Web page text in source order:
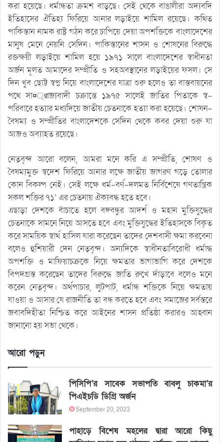
করা হয়েছে। ধর্মান্ধতা ক্রমশ বাড়ছে। সেই থেকে বাঙালীরা অদ্যবদি
ইতিহাসের ঐতিহ্য ফিরিয়ে আনার লড়াইয়ে শামিল রয়েছে। কথিত
পাকিস্তান নামক রাষ্ট্র গঠন করে চাপিয়ে দেয়া অপশক্তিকে বাংলাদেশের
মানুষ মেনে নেয়নি সেদিন। পাকিস্তানের শাসন ও শোষনের বিরুদ্ধে
রক্তক্ষয়ী লড়াইয়ে শামিল হয়ে ১৯৭১ সালে বাংলাদেশের স্বাধীনতা
অর্জন মূলত আমাদের সম্প্রীতি ও সহঅবস্থানের লড়াইয়ের ফসল। সে
দিন খুব ছোট্ট স্বপ্ন নিয়ে বাংলাদেশের যাত্রা শুরু হলেও তা বাস্তবায়নের
পথে সা¤্রাজ্যবাদী চক্রান্তে ১৯৭৫ সালেই জাতির পিতাকে স্ব-
পরিবারে হত্যার মধ্যদিয়ে জাতীয় চেতনাকে হত্যা করা হয়েছে। শোষন-
বৈষম্য ও সম্প্রীতির বাংলাদেশকে সেদিন থেকে কবর দেয়া শুরু যা
আজও অব্যাহত রয়েছে।
নেতৃবৃন্দ আরো বলেন, আমরা মনে করি এ সম্প্রীতি, শোষণ ও
বৈষম্যমুক্ত স্বদেশ ফিরিয়ে আনার লক্ষে জাতীয় জাগরণ গড়ে তোলার
কোন বিকল্প নেই। সেই লক্ষে ধর্ম-বর্ণ-দলমত নির্বিশেষে গণতান্ত্রিক
সকল শক্তির ৭১’ এর চেতনায় ঐক্যবদ্ধ হতে হবে।
এছাড়া দেশকে বাঁচাতে হলে বঙ্গবন্ধুর আদর্শ ও মহান মুক্তিযুদ্ধের
চেতনাকে সামনে নিয়ে আসতে হবে এবং মুক্তিযুদ্ধের ইতিহাসকে বিকৃত
করে সাময়িক স্বার্থ হাসিল যারা করেছেন তাদের দেশবাসী ক্ষমা করবেনা
বলেও হুশিয়ারী দেন নেতৃবৃন্দ। অন্যদিকে স্বাধীনতাবিরোধী ধর্মাদ্ধ
অপশক্তি ও মাফিয়াচক্রকে নিয়ে ক্ষমতার ভাগাভাগি করে দেশকে
বিপদগ্রস্ত করেছেন তাদের বিরুদ্ধে জাতি রুখে দাঁড়াবে বলেও মনে
করেন নেতৃবৃন্দ। অর্থপাচার, লুটপাট, ধর্মান্ধ শক্তিকে নিয়ে ক্ষমতায়
যাওয়া ও আসার যে রাজনীতি তা বন্ধ করতে হবে এবং সমাজের সর্বস্তরে
জবাবদিহীতা নিশ্চিত করে আইনের শাসন প্রতিষ্ঠা করারও আহ্বান
জানানো হয় সভা থেকে।
আরো পড়ুন
পিসিপি’র সাবেক সভাপতি বাবলু চাকমা’র
পিএইচডি ডিগ্রি অর্জন
September 20, 2023
পাহাড়ে বিশেষ মহলের দ্বারা আরো কিছু